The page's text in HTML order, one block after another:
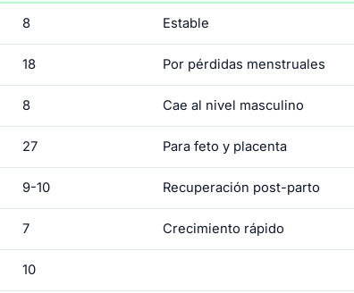
8 Estable
18 Por pérdidas menstruales
8 Cae al nivel masculino
27 Para feto y placenta
9-10 Recuperación post-parto
7 Crecimiento rápido
10